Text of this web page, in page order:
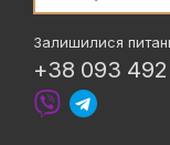
Залишилися
+38 093 492